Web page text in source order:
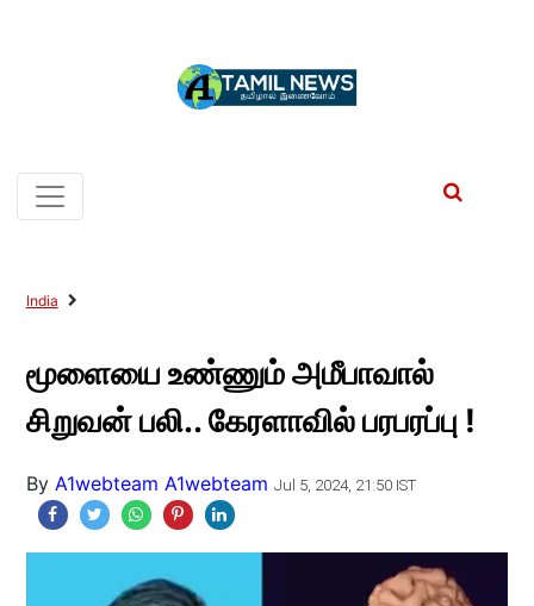
India
மூளையை உண்ணும் அமீபாவால்
சிறுவன் பலி.. கேரளாவில் பரபரப்பு !
By A1webteam A1webteam Jul 5, 2024, 21:50 IST